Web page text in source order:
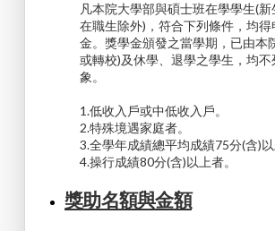
凡本院大學部與碩士班在學學生(
在職生除外)，符合下列條件，均
金。獎學金頒發之當學期，已由本
或轉校)及休學、退學之學生，均
象。
1.低收入戶或中低收入戶。
2.特殊境遇家庭者。
3.全學年成績總平均成績75分(含)以
4.操行成績80分(含)以上者。
獎助名額與金額